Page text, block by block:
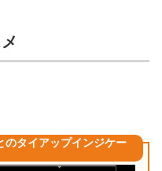
のタイアップインジケー